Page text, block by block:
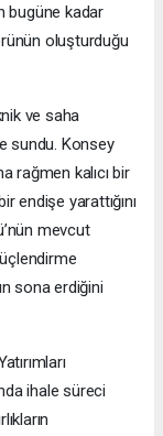
bugüne kadar
oluşturduğu
ve saha
sundu. Konsey
rağmen kalıcı bir
endişe yarattığını
mevcut
sona erdiğini
ihale süreci